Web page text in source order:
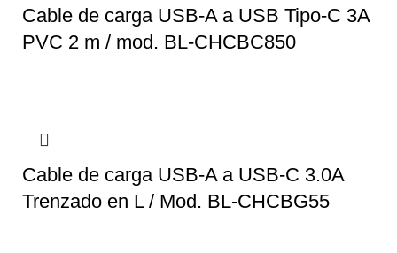
Cable de carga USB-A a USB Tipo-C 3A
PVC 2 m / mod. BL-CHCBC850
Cable de carga USB-A a USB-C 3.0A
Trenzado en L / Mod. BL-CHCBG55